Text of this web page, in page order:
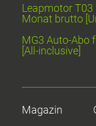
Leapmotor T03
Monat brutto
MG3 Auto-Abo
[All-inclusive]
Magazin